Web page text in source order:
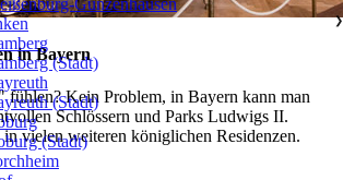
in Bayern
Kein Problem, in Bayern kann man
Schlössern und Parks Ludwigs II.
vielen weiteren königlichen Residenzen.
Gunzenhausen
❯
(Stadt)
(Stadt)
(Stadt)